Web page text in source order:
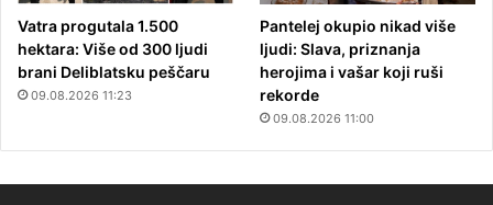
Vatra progutala 1.500
hektara: Više od 300 ljudi
brani Deliblatsku peščaru
09.08.2026 11:23
Pantelej okupio nikad više
ljudi: Slava, priznanja
herojima i vašar koji ruši
rekorde
09.08.2026 11:00